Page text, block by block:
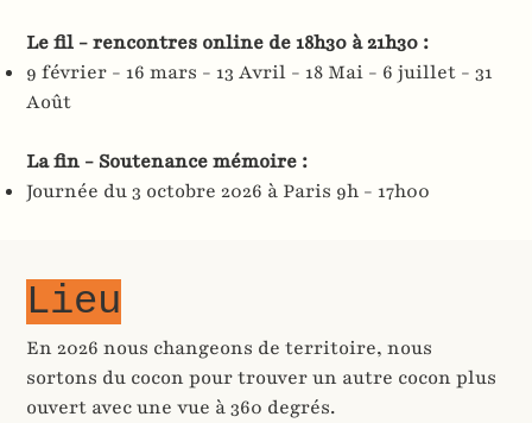
Le fil - rencontres online de 18h30 à 21h30 :
9 février - 16 mars - 13 Avril - 18 Mai - 6 juillet - 31
Août
La fin - Soutenance mémoire :
Journée du 3 octobre 2026 à Paris 9h - 17h00
En 2026 nous changeons de territoire, nous
sortons du cocon pour trouver un autre cocon plus
ouvert avec une vue à 360 degrés.
Lieu